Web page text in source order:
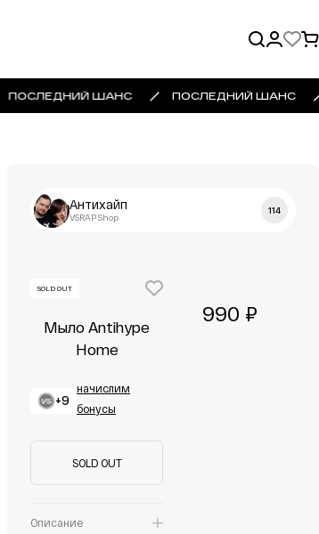
ПОСЛЕДНИЙ ШАНС ПОСЛЕДНИЙ ШАНС
Антихайп
VSRAP Shop
114
SOLD OUT
Мыло Antihype
Home
+9
начислим
бонусы
SOLD OUT
Описание
990 ₽